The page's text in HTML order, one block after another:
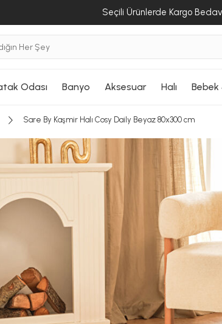
Seçili Ürünlerde Kargo
Odası Banyo Aksesuar Halı Bebek
Sare By Kaşmir Halı Cosy Daily Beyaz 80x300 cm